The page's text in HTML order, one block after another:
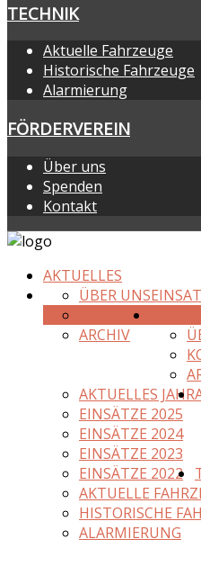
TECHNIK
Aktuelle Fahrzeuge
Historische Fahrzeuge
Alarmierung
FÖRDERVEREIN
Über uns
Spenden
Kontakt
AKTUELLES
ÜBER UNS
KONTAKT
ARCHIV
AKTUELLES JAHR
EINSÄTZE 2025
EINSÄTZE 2024
EINSÄTZE 2023
EINSÄTZE 2022
AKTUELLE
HISTORISCHE
ALARMIERUNG